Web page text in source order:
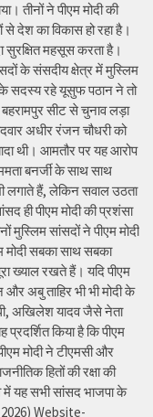
तीनों ने पीएम मोदी की
से देश का विकास हो रहा है।
सुरक्षित महसूस करता है।
के संसदीय क्षेत्र में मुस्लिम
के सदस्य रहे यूसुफ पठान ने तो
सीट से चुनाव लड़ा
अधीर रंजन चौधरी को
थी। आमतौर पर यह आरोप
बनर्जी के साथ साथ
लगाते हैं, लेकिन सवाल उठता
ही पीएम मोदी की प्रशंसा
मुस्लिम सांसदों ने पीएम मोदी
मोदी सबका साथ सबका
ख्याल रखते हैं। यदि पीएम
और अबु ताहिर भी भी मोदी के
अखिलेश यादव जैसे नेता
किया है कि पीएम
मोदी ने टीएमसी और
हितों की रक्षा की
में यह सभी सांसद भाजपा के
2026) Website-